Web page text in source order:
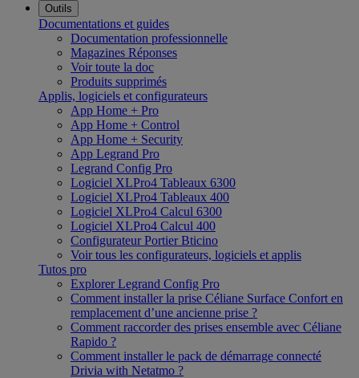
Outils
Documentations et guides
Documentation professionnelle
Magazines Réponses
Voir toute la doc
Produits supprimés
Applis, logiciels et configurateurs
App Home + Pro
App Home + Control
App Home + Security
App Legrand Pro
Legrand Config Pro
Logiciel XLPro4 Tableaux 6300
Logiciel XLPro4 Tableaux 400
Logiciel XLPro4 Calcul 6300
Logiciel XLPro4 Calcul 400
Configurateur Portier Bticino
Voir tous les configurateurs, logiciels et applis
Tutos pro
Explorer Legrand Config Pro
Comment installer la prise Céliane Surface Confort en
remplacement d’une ancienne prise ?
Comment raccorder des prises ensemble avec Céliane
Rapido ?
Comment installer le pack de démarrage connecté
Drivia with Netatmo ?